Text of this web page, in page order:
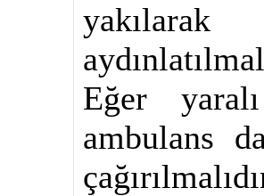
Eğer
ambulans